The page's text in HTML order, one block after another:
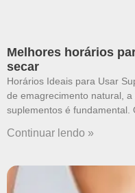
Melhores horários
secar
Horários Ideais para Usar
de emagrecimento natural,
suplementos é fundamental.
Continuar lendo »